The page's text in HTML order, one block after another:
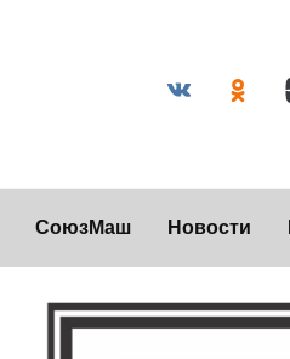
СоюзМаш Новости